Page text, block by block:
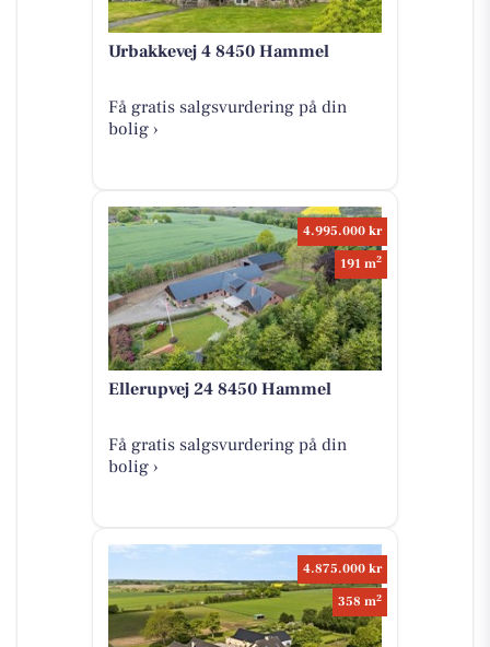
Urbakkevej 4 8450 Hammel
Få gratis salgsvurdering på din
bolig ›
4.995.000 kr
191 m2
Ellerupvej 24 8450 Hammel
Få gratis salgsvurdering på din
bolig ›
4.875.000 kr
358 m2